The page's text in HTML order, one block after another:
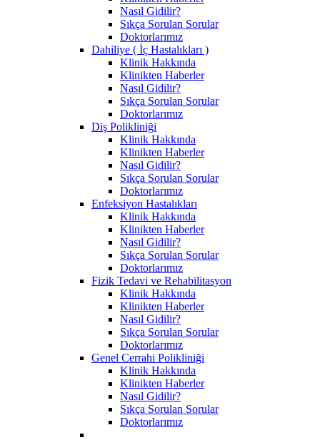
Nasıl Gidilir?
Sıkça Sorulan Sorular
Doktorlarımız
Dahiliye ( İç Hastalıkları )
Klinik Hakkında
Klinikten Haberler
Nasıl Gidilir?
Sıkça Sorulan Sorular
Doktorlarımız
Diş Polikliniği
Klinik Hakkında
Klinikten Haberler
Nasıl Gidilir?
Sıkça Sorulan Sorular
Doktorlarımız
Enfeksiyon Hastalıkları
Klinik Hakkında
Klinikten Haberler
Nasıl Gidilir?
Sıkça Sorulan Sorular
Doktorlarımız
Fizik Tedavi ve Rehabilitasyon
Klinik Hakkında
Klinikten Haberler
Nasıl Gidilir?
Sıkça Sorulan Sorular
Doktorlarımız
Genel Cerrahi Polikliniği
Klinik Hakkında
Klinikten Haberler
Nasıl Gidilir?
Sıkça Sorulan Sorular
Doktorlarımız